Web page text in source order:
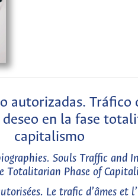
autorizadas. Tráfico
en la fase
capitalismo
Souls Traffic and
Totalitarian Phase of
Le trafic d’âmes et